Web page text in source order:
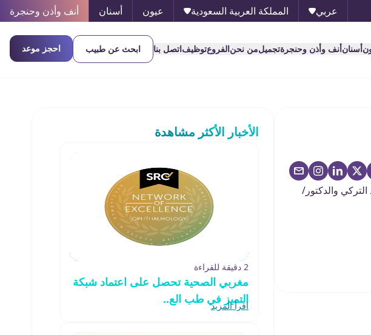
عربي المملكة العربية السعودية عيون أسنان أنف وأذن وحنجرة
أسنانأنف وأذن وحنجرةتجميلمن نحنالفروعتوظيفاتصل بنا ابحث عن طبيب احجز موعد
والدكتور/
الأخبار الأكثر مشاهدة
2 دقيقة للقراءة
مغربي الصحية تحصل على اعتماد شبكة
التميز في طب الع..
اقرأ المزيد